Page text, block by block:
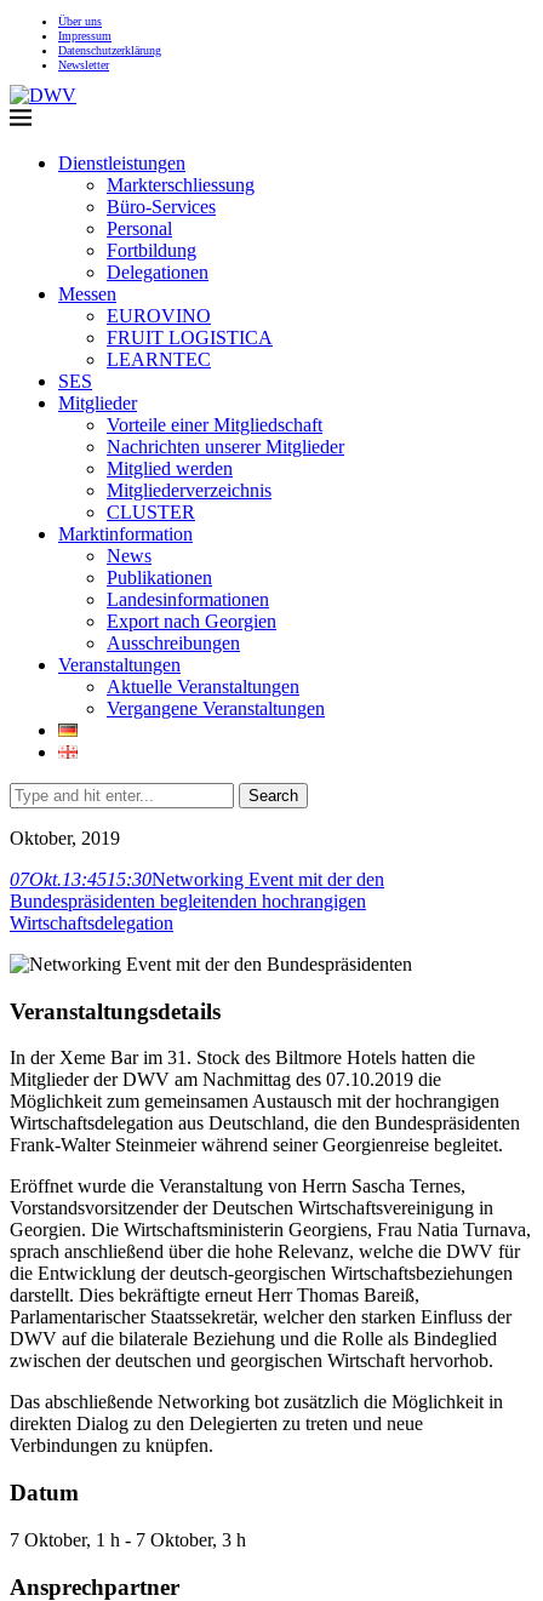
Über uns
Impressum
Datenschutzerklärung
Newsletter
Dienstleistungen
Markterschliessung
Büro-Services
Personal
Fortbildung
Delegationen
Messen
EUROVINO
FRUIT LOGISTICA
LEARNTEC
SES
Mitglieder
Vorteile einer Mitgliedschaft
Nachrichten unserer Mitglieder
Mitglied werden
Mitgliederverzeichnis
CLUSTER
Marktinformation
News
Publikationen
Landesinformationen
Export nach Georgien
Ausschreibungen
Veranstaltungen
Aktuelle Veranstaltungen
Vergangene Veranstaltungen
Search
Oktober, 2019
07Okt.13:4515:30Networking Event mit der den
Bundespräsidenten begleitenden hochrangigen
Wirtschaftsdelegation
Veranstaltungsdetails
In der Xeme Bar im 31. Stock des Biltmore Hotels hatten die
Mitglieder der DWV am Nachmittag des 07.10.2019 die
Möglichkeit zum gemeinsamen Austausch mit der hochrangigen
Wirtschaftsdelegation aus Deutschland, die den Bundespräsidenten
Frank-Walter Steinmeier während seiner Georgienreise begleitet.
Eröffnet wurde die Veranstaltung von Herrn Sascha Ternes,
Vorstandsvorsitzender der Deutschen Wirtschaftsvereinigung in
Georgien. Die Wirtschaftsministerin Georgiens, Frau Natia Turnava,
sprach anschließend über die hohe Relevanz, welche die DWV für
die Entwicklung der deutsch-georgischen Wirtschaftsbeziehungen
darstellt. Dies bekräftigte erneut Herr Thomas Bareiß,
Parlamentarischer Staatssekretär, welcher den starken Einfluss der
DWV auf die bilaterale Beziehung und die Rolle als Bindeglied
zwischen der deutschen und georgischen Wirtschaft hervorhob.
Das abschließende Networking bot zusätzlich die Möglichkeit in
direkten Dialog zu den Delegierten zu treten und neue
Verbindungen zu knüpfen.
Datum
7 Oktober, 1 h - 7 Oktober, 3 h
Ansprechpartner